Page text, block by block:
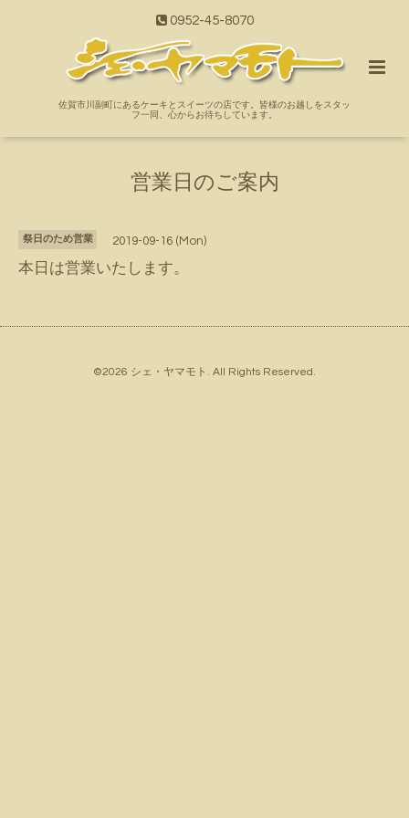
0952-45-8070
佐賀市川副町にあるケーキとスイーツの店です。皆様のお越しをスタッ
フ一同、心からお待ちしています。
営業日のご案内
祭日のため営業 2019-09-16 (Mon)
本日は営業いたします。
©2026 シェ・ヤマモト . All Rights Reserved.